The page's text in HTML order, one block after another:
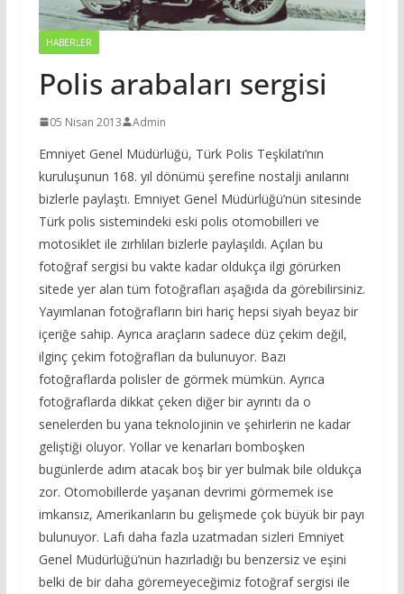
HABERLER
Polis arabaları sergisi
05 Nisan 2013 Admin
Emniyet Genel Müdürlüğü, Türk Polis Teşkilatı’nın
kuruluşunun 168. yıl dönümü şerefine nostalji anılarını
bizlerle paylaştı. Emniyet Genel Müdürlüğü’nün sitesinde
Türk polis sistemindeki eski polis otomobilleri ve
motosiklet ile zırhlıları bizlerle paylaşıldı. Açılan bu
fotoğraf sergisi bu vakte kadar oldukça ilgi görürken
sitede yer alan tüm fotoğrafları aşağıda da görebilirsiniz.
Yayımlanan fotoğrafların biri hariç hepsi siyah beyaz bir
içeriğe sahip. Ayrıca araçların sadece düz çekim değil,
ilginç çekim fotoğrafları da bulunuyor. Bazı
fotoğraflarda polisler de görmek mümkün. Ayrıca
fotoğraflarda dikkat çeken diğer bir ayrıntı da o
senelerden bu yana teknolojinin ve şehirlerin ne kadar
geliştiği oluyor. Yollar ve kenarları bomboşken
bugünlerde adım atacak boş bir yer bulmak bile oldukça
zor. Otomobillerde yaşanan devrimi görmemek ise
imkansız, Amerikanların bu gelişmede çok büyük bir payı
bulunuyor. Lafı daha fazla uzatmadan sizleri Emniyet
Genel Müdürlüğü’nün hazırladığı bu benzersiz ve eşini
belki de bir daha göremeyeceğimiz fotoğraf sergisi ile